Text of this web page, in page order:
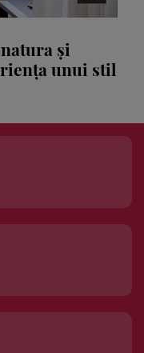
și
unui stil